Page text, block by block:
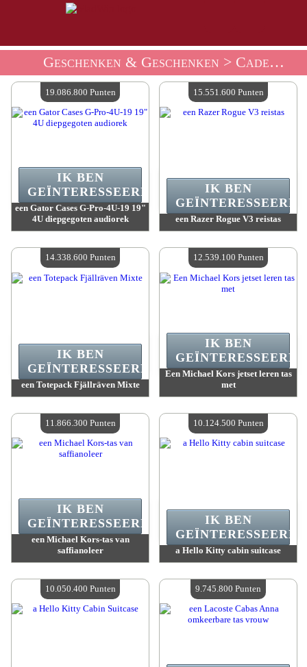
Geschenken & Geschenken > Cadeau Winkeltassen En Accessoires
een Gator Cases G-Pro-4U-19 19"
4U diepgegoten audiorek
Beschikbare hoeveelheid :4
IK BEN
GEÏNTERESSEERD.
19.086.800 Punten
een Razer Rogue V3 reistas
Beschikbare hoeveelheid :4
IK BEN
GEÏNTERESSEERD.
15.551.600 Punten
een Totepack Fjällräven Mixte
Beschikbare hoeveelheid :4
IK BEN
GEÏNTERESSEERD.
14.338.600 Punten
Een Michael Kors jetset leren tas
met
Beschikbare hoeveelheid :4
IK BEN
GEÏNTERESSEERD.
12.539.100 Punten
een Michael Kors-tas van
saffianoleer
Beschikbare hoeveelheid :4
IK BEN
GEÏNTERESSEERD.
11.866.300 Punten
a Hello Kitty cabin suitcase
Beschikbare hoeveelheid :4
IK BEN
GEÏNTERESSEERD.
10.124.500 Punten
10.050.400 Punten 9.745.800 Punten